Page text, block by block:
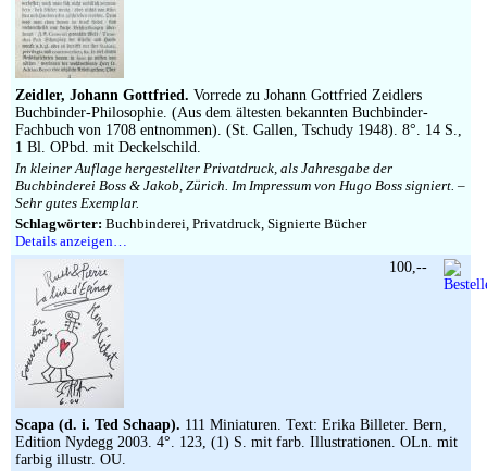
Zeidler, Johann Gottfried. Vorrede zu Johann Gottfried Zeidlers
Buchbinder-Philosophie. (Aus dem ältesten bekannten Buchbinder-
Fachbuch von 1708 entnommen). (St. Gallen, Tschudy 1948). 8°. 14 S.,
1 Bl. OPbd. mit Deckelschild.
In kleiner Auflage hergestellter Privatdruck, als Jahresgabe der
Buchbinderei Boss & Jakob, Zürich. Im Impressum von Hugo Boss signiert. –
Sehr gutes Exemplar.
Schlagwörter: Buchbinderei, Privatdruck, Signierte Bücher
Details anzeigen…
Scapa (d. i. Ted Schaap). 111 Miniaturen. Text: Erika Billeter. Bern,
Edition Nydegg 2003. 4°. 123, (1) S. mit farb. Illustrationen. OLn. mit
farbig illustr. OU.
100,--